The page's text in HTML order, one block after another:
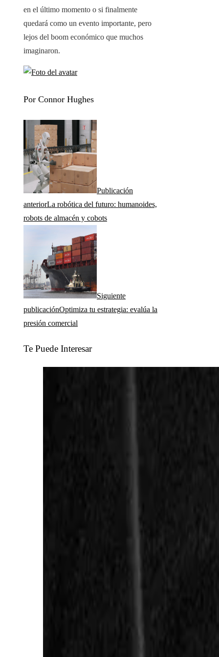
en el último momento o si finalmente
quedará como un evento importante, pero
lejos del boom económico que muchos
imaginaron.
Por Connor Hughes
Publicación
anteriorLa robótica del futuro: humanoides,
robots de almacén y cobots
Siguiente
publicaciónOptimiza tu estrategia: evalúa la
presión comercial
Te Puede Interesar